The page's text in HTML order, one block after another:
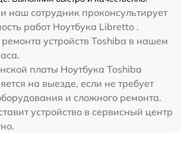
наш сотрудник проконсультирует
работ Ноутбука Libretto .
устройств Toshiba в нашем
платы Ноутбука Toshiba
на выезде, если не требует
и сложного ремонта.
устройство в сервисный центр